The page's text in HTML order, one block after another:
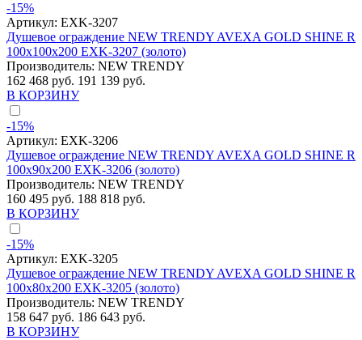
-15%
Артикул: EXK-3207
Душевое ограждение NEW TRENDY AVEXA GOLD SHINE R
100x100x200 EXK-3207 (золото)
Производитель: NEW TRENDY
162 468 руб. 191 139 руб.
В КОРЗИНУ
-15%
Артикул: EXK-3206
Душевое ограждение NEW TRENDY AVEXA GOLD SHINE R
100x90x200 EXK-3206 (золото)
Производитель: NEW TRENDY
160 495 руб. 188 818 руб.
В КОРЗИНУ
-15%
Артикул: EXK-3205
Душевое ограждение NEW TRENDY AVEXA GOLD SHINE R
100x80x200 EXK-3205 (золото)
Производитель: NEW TRENDY
158 647 руб. 186 643 руб.
В КОРЗИНУ